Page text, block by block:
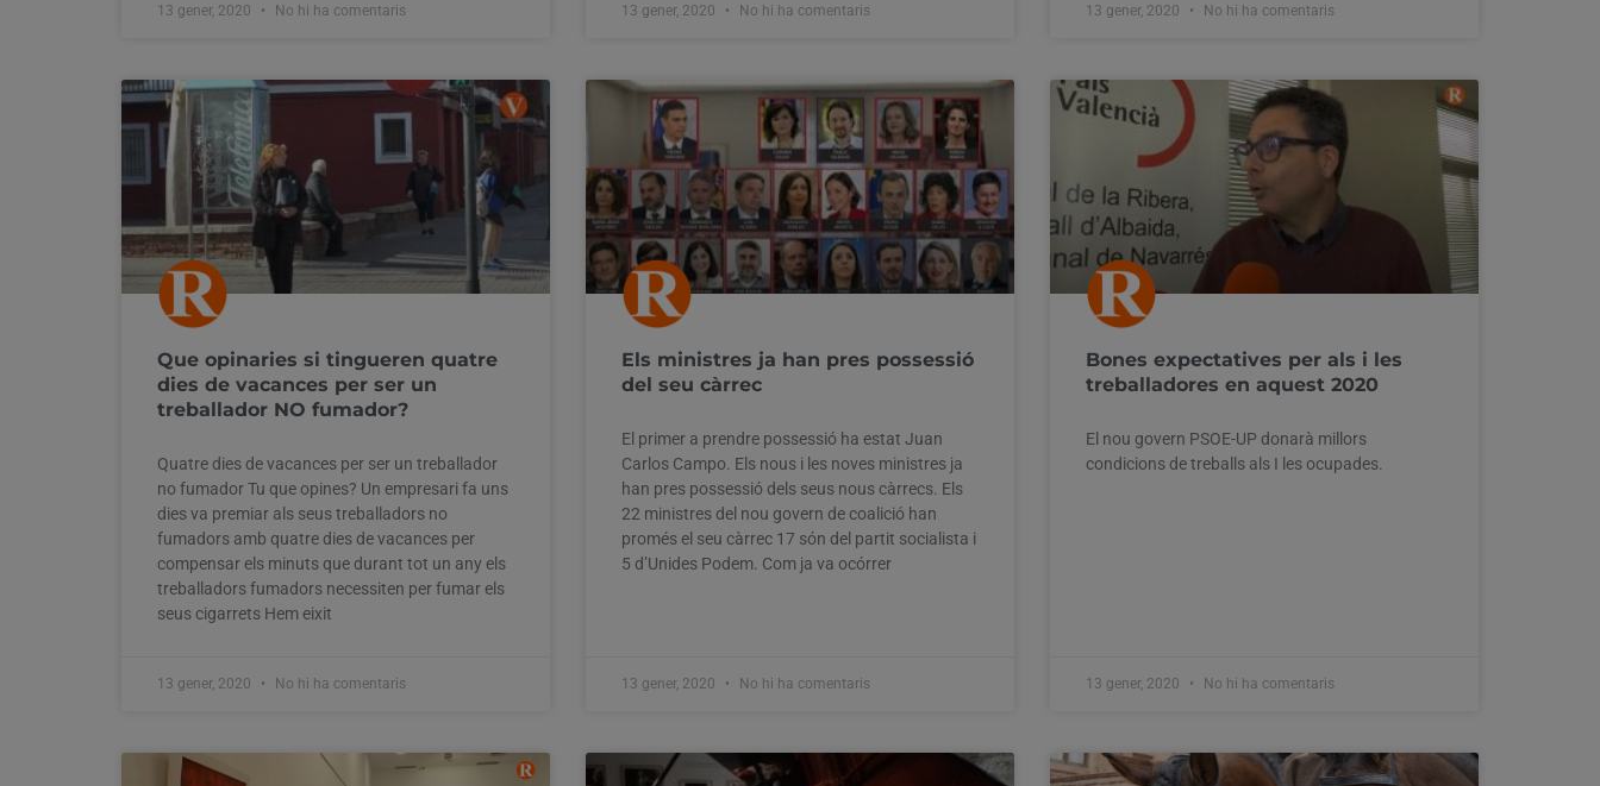
13 gener, 2020 No hi ha comentaris 13 gener, 2020 No hi ha comentaris 13 gener, 2020 No hi ha comentaris
Que opinaries si tingueren quatre
dies de vacances per ser un
treballador NO fumador?
Quatre dies de vacances per ser un treballador
no fumador Tu que opines? Un empresari fa uns
dies va premiar als seus treballadors no
fumadors amb quatre dies de vacances per
compensar els minuts que durant tot un any els
treballadors fumadors necessiten per fumar els
seus cigarrets Hem eixit
13 gener, 2020 No hi ha comentaris
Els ministres ja han pres possessió
del seu càrrec
El primer a prendre possessió ha estat Juan
Carlos Campo. Els nous i les noves ministres ja
han pres possessió dels seus nous càrrecs. Els
22 ministres del nou govern de coalició han
promés el seu càrrec 17 són del partit socialista i
5 d’Unides Podem. Com ja va ocórrer
13 gener, 2020 No hi ha comentaris
Bones expectatives per als i les
treballadores en aquest 2020
El nou govern PSOE-UP donarà millors
condicions de treballs als I les ocupades.
13 gener, 2020 No hi ha comentaris